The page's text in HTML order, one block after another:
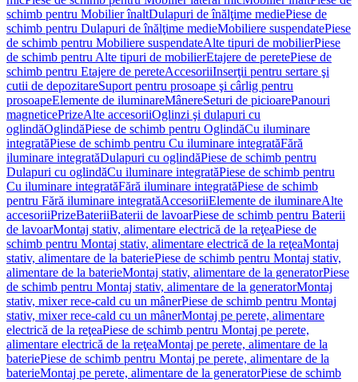
schimb pentru Mobilier înaltDulapuri de înălţime mediePiese de
schimb pentru Dulapuri de înălţime medieMobiliere suspendatePiese
de schimb pentru Mobiliere suspendateAlte tipuri de mobilierPiese
de schimb pentru Alte tipuri de mobilierEtajere de peretePiese de
schimb pentru Etajere de pereteAccesoriiInserţii pentru sertare şi
cutii de depozitareSuport pentru prosoape şi cârlig pentru
prosoapeElemente de iluminareMânereSeturi de picioarePanouri
magneticePrizeAlte accesoriiOglinzi şi dulapuri cu
oglindăOglindăPiese de schimb pentru OglindăCu iluminare
integratăPiese de schimb pentru Cu iluminare integratăFără
iluminare integratăDulapuri cu oglindăPiese de schimb pentru
Dulapuri cu oglindăCu iluminare integratăPiese de schimb pentru
Cu iluminare integratăFără iluminare integratăPiese de schimb
pentru Fără iluminare integratăAccesoriiElemente de iluminareAlte
accesoriiPrizeBateriiBaterii de lavoarPiese de schimb pentru Baterii
de lavoarMontaj stativ, alimentare electrică de la reţeaPiese de
schimb pentru Montaj stativ, alimentare electrică de la reţeaMontaj
stativ, alimentare de la bateriePiese de schimb pentru Montaj stativ,
alimentare de la baterieMontaj stativ, alimentare de la generatorPiese
de schimb pentru Montaj stativ, alimentare de la generatorMontaj
stativ, mixer rece-cald cu un mânerPiese de schimb pentru Montaj
stativ, mixer rece-cald cu un mânerMontaj pe perete, alimentare
electrică de la reţeaPiese de schimb pentru Montaj pe perete,
alimentare electrică de la reţeaMontaj pe perete, alimentare de la
bateriePiese de schimb pentru Montaj pe perete, alimentare de la
baterieMontaj pe perete, alimentare de la generatorPiese de schimb